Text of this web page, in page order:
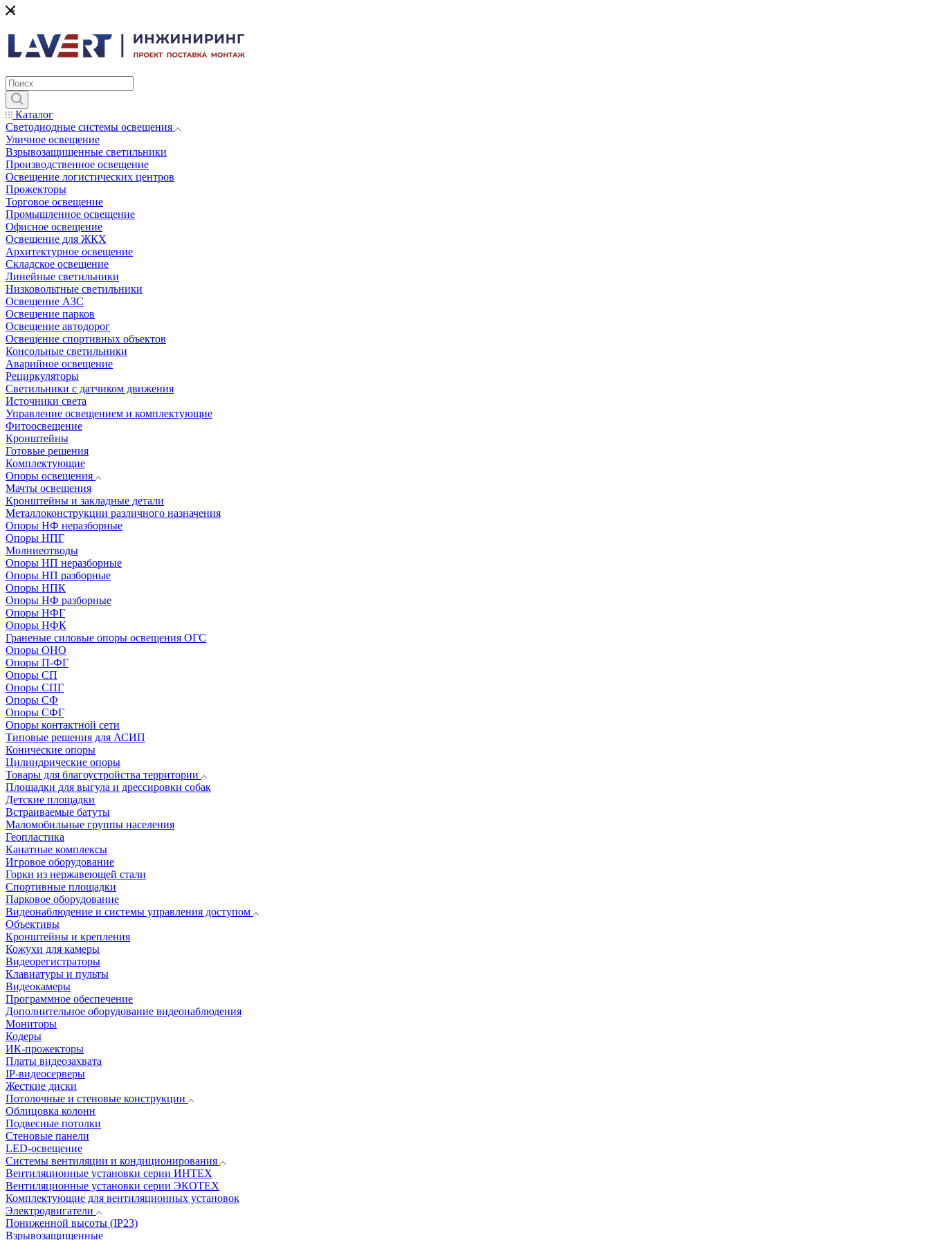
Каталог
Светодиодные системы освещения
Уличное освещение
Взрывозащищенные светильники
Производственное освещение
Освещение логистических центров
Прожекторы
Торговое освещение
Промышленное освещение
Офисное освещение
Освещение для ЖКХ
Архитектурное освещение
Складское освещение
Линейные светильники
Низковольтные светильники
Освещение АЗС
Освещение парков
Освещение автодорог
Освещение спортивных объектов
Консольные светильники
Аварийное освещение
Рециркуляторы
Светильники с датчиком движения
Источники света
Управление освещением и комплектующие
Фитоосвещение
Кронштейны
Готовые решения
Комплектующие
Опоры освещения
Мачты освещения
Кронштейны и закладные детали
Металлоконструкции различного назначения
Опоры НФ неразборные
Опоры НПГ
Молниеотводы
Опоры НП неразборные
Опоры НП разборные
Опоры НПК
Опоры НФ разборные
Опоры НФГ
Опоры НФК
Граненые силовые опоры освещения ОГС
Опоры ОНО
Опоры П-ФГ
Опоры СП
Опоры СПГ
Опоры СФ
Опоры СФГ
Опоры контактной сети
Типовые решения для АСИП
Конические опоры
Цилиндрические опоры
Товары для благоустройства территории
Площадки для выгула и дрессировки собак
Детские площадки
Встраиваемые батуты
Маломобильные группы населения
Геопластика
Канатные комплексы
Игровое оборудование
Горки из нержавеющей стали
Спортивные площадки
Парковое оборудование
Видеонаблюдение и системы управления доступом
Объективы
Кронштейны и крепления
Кожухи для камеры
Видеорегистраторы
Клавиатуры и пульты
Видеокамеры
Программное обеспечение
Дополнительное оборудование видеонаблюдения
Мониторы
Кодеры
ИК-прожекторы
Платы видеозахвата
IP-видеосерверы
Жесткие диски
Потолочные и стеновые конструкции
Облицовка колонн
Подвесные потолки
Стеновые панели
LED-освещение
Системы вентиляции и кондиционирования
Вентиляционные установки серии ИНТЕХ
Вентиляционные установки серии ЭКОТЕХ
Комплектующие для вентиляционных установок
Электродвигатели
Пониженной высоты (IP23)
Взрывозащищенные
*